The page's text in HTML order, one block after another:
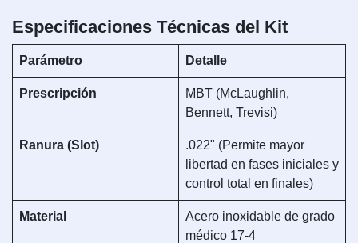
Especificaciones Técnicas del Kit
Parámetro Detalle
Prescripción
MBT (McLaughlin,
Bennett, Trevisi)
Ranura (Slot)
.022" (Permite mayor
libertad en fases iniciales y
control total en finales)
Material
Acero inoxidable de grado
médico 17-4